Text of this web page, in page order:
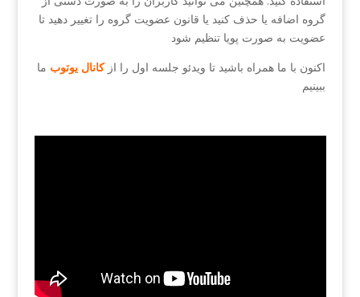
گروه اضافه یا حذف کنید یا قانون عضویت گروه را تغییر دهید تا
عضویت به صورت پویا تنظیم شود
اکنون با ما همراه باشید تا ویدئو جلسه اول را از کانال یوتوب ما
ببینیم